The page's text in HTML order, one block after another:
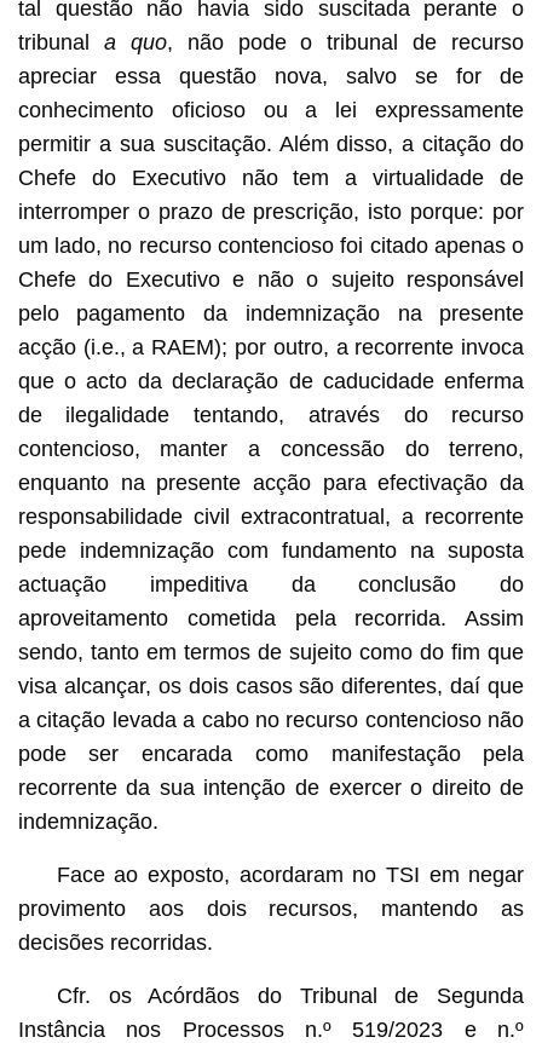
tal questão não havia sido suscitada perante o
tribunal a quo, não pode o tribunal de recurso
apreciar essa questão nova, salvo se for de
conhecimento oficioso ou a lei expressamente
permitir a sua suscitação. Além disso, a citação do
Chefe do Executivo não tem a virtualidade de
interromper o prazo de prescrição, isto porque: por
um lado, no recurso contencioso foi citado apenas o
Chefe do Executivo e não o sujeito responsável
pelo pagamento da indemnização na presente
acção (i.e., a RAEM); por outro, a recorrente invoca
que o acto da declaração de caducidade enferma
de ilegalidade tentando, através do recurso
contencioso, manter a concessão do terreno,
enquanto na presente acção para efectivação da
responsabilidade civil extracontratual, a recorrente
pede indemnização com fundamento na suposta
actuação impeditiva da conclusão do
aproveitamento cometida pela recorrida. Assim
sendo, tanto em termos de sujeito como do fim que
visa alcançar, os dois casos são diferentes, daí que
a citação levada a cabo no recurso contencioso não
pode ser encarada como manifestação pela
recorrente da sua intenção de exercer o direito de
indemnização.
Face ao exposto, acordaram no TSI em negar
provimento aos dois recursos, mantendo as
decisões recorridas.
Cfr. os Acórdãos do Tribunal de Segunda
Instância nos Processos n.º 519/2023 e n.º